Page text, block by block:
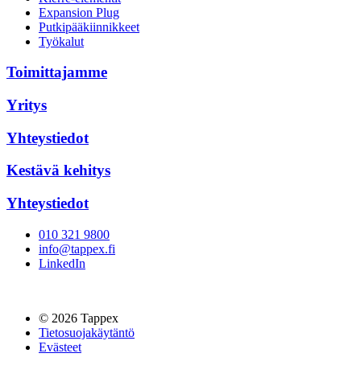
Expansion Plug
Putkipääkiinnikkeet
Työkalut
Toimittajamme
Yritys
Yhteystiedot
Kestävä kehitys
Yhteystiedot
010 321 9800
info@tappex.fi
LinkedIn
© 2026 Tappex
Tietosuojakäytäntö
Evästeet